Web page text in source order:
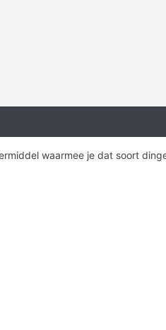
waarmee je dat soort